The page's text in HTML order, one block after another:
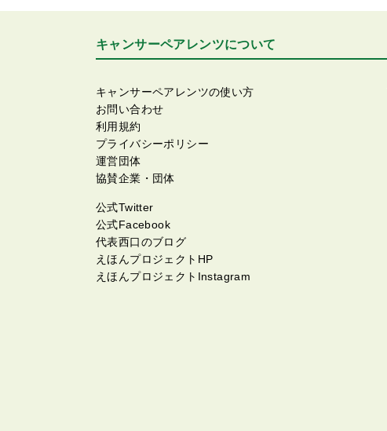
キャンサーペアレンツについて
キャンサーペアレンツの使い方
お問い合わせ
利用規約
プライバシーポリシー
運営団体
協賛企業・団体
公式Twitter
公式Facebook
代表西口のブログ
えほんプロジェクトHP
えほんプロジェクトInstagram